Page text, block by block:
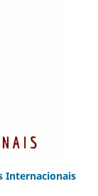
Internacionais